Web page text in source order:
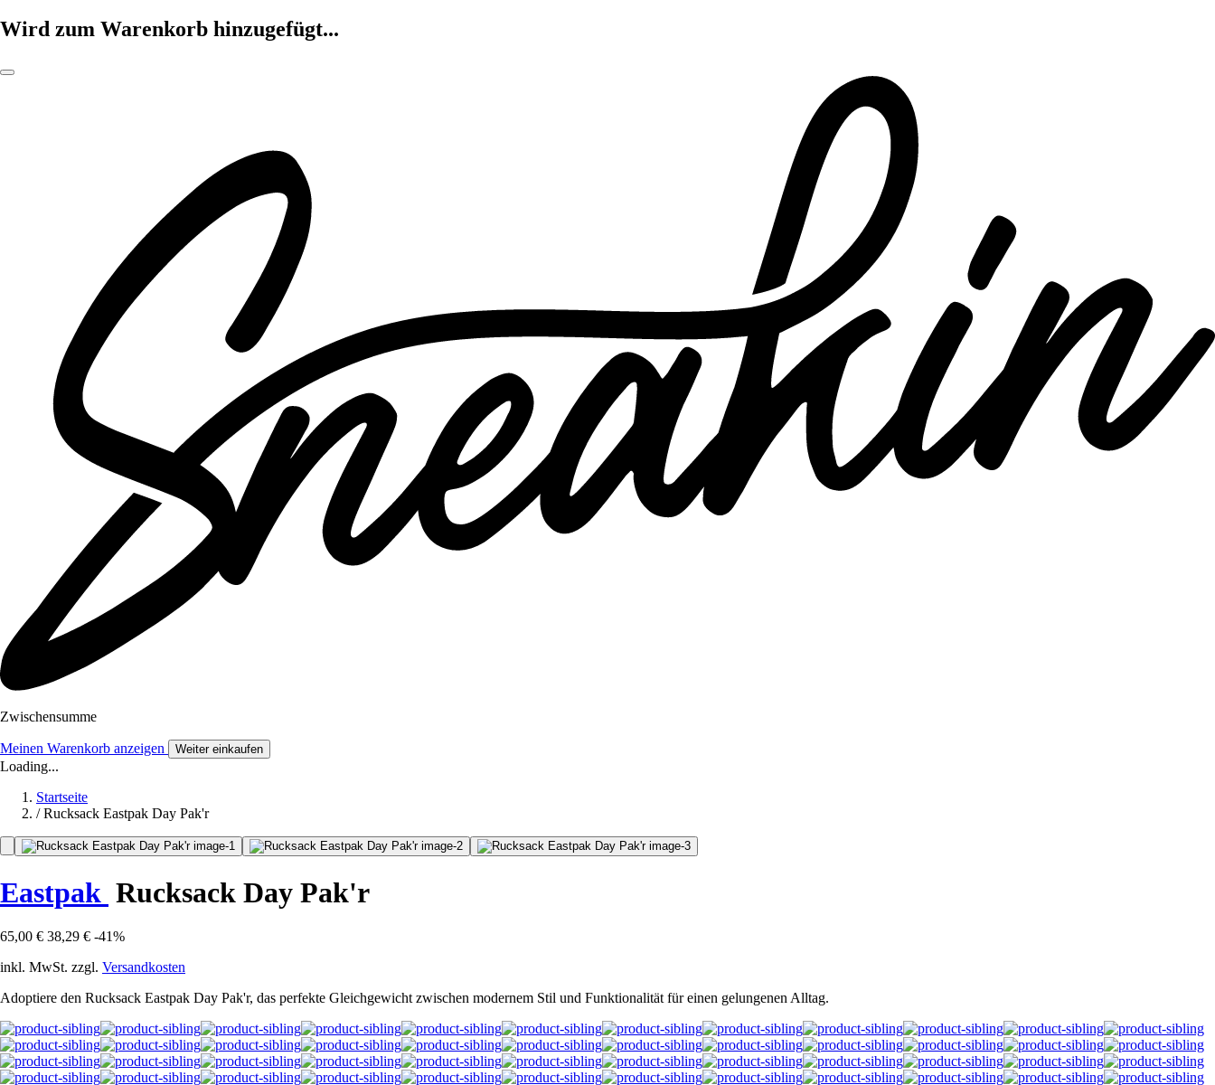
Wird zum Warenkorb hinzugefügt...
Zwischensumme
Meinen Warenkorb anzeigen Weiter einkaufen
Loading...
Startseite
/ Rucksack Eastpak Day Pak'r
Eastpak Rucksack Day Pak'r
65,00 € 38,29 € -41%
inkl. MwSt. zzgl. Versandkosten
Adoptiere den Rucksack Eastpak Day Pak'r, das perfekte Gleichgewicht zwischen modernem Stil und Funktionalität für einen gelungenen Alltag.